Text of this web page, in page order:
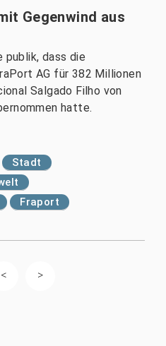
Gegenwind aus
publik, dass die
AG für 382 Millionen
Salgado Filho von
hatte.
Stadt
Fraport